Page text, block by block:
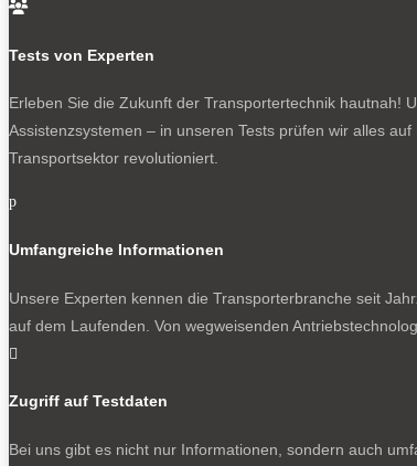

Tests von Experten
Erleben Sie die Zukunft der Transportertechnik hautnah!
Assistenzsystemen – in unseren Tests prüfen wir alles
Transportsektor revolutioniert.
p
Umfangreiche Informationen
Unsere Experten kennen die Transporterbranche seit
auf dem Laufenden. Von wegweisenden

Zugriff auf Testdaten
Bei uns gibt es nicht nur Informationen, sondern auch